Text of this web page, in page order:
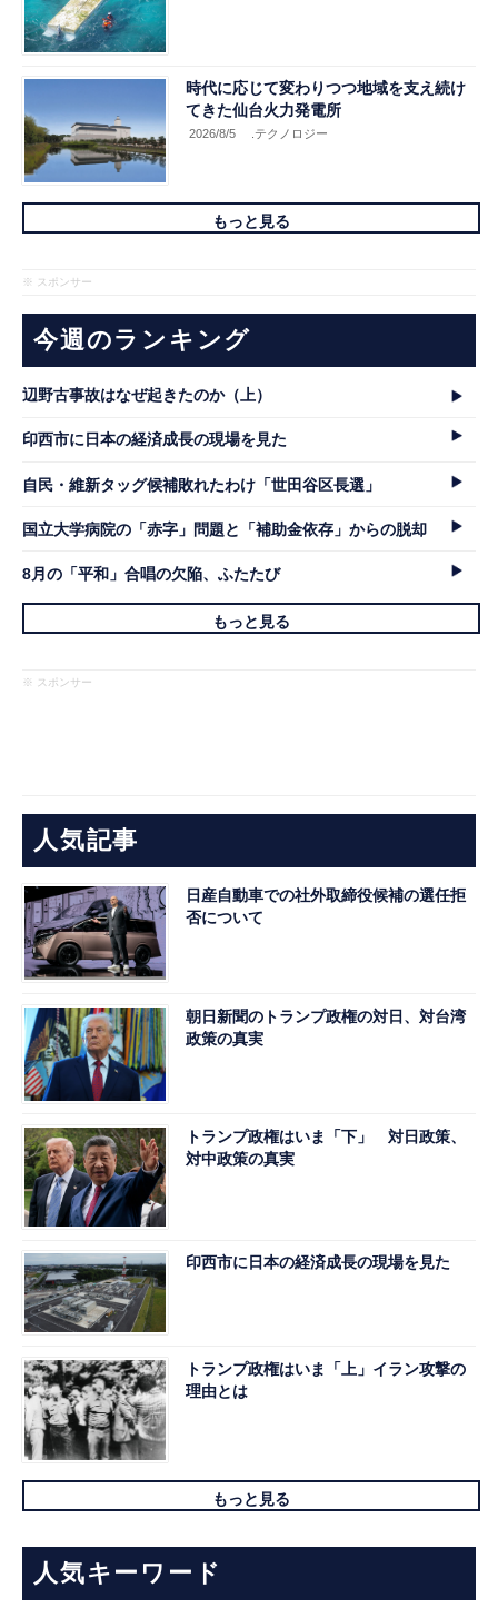
時代に応じて変わりつつ地域を支え続け
てきた仙台火力発電所
2026/8/5 .テクノロジー
もっと見る
※ スポンサー
今週のランキング
辺野古事故はなぜ起きたのか（上）
印西市に日本の経済成長の現場を見た
自民・維新タッグ候補敗れたわけ「世田谷区長選」
国立大学病院の「赤字」問題と「補助金依存」からの脱却
8月の「平和」合唱の欠陥、ふたたび
もっと見る
※ スポンサー
人気記事
日産自動車での社外取締役候補の選任拒
否について
朝日新聞のトランプ政権の対日、対台湾
政策の真実
トランプ政権はいま「下」 対日政策、
対中政策の真実
印西市に日本の経済成長の現場を見た
トランプ政権はいま「上」イラン攻撃の
理由とは
もっと見る
人気キーワード